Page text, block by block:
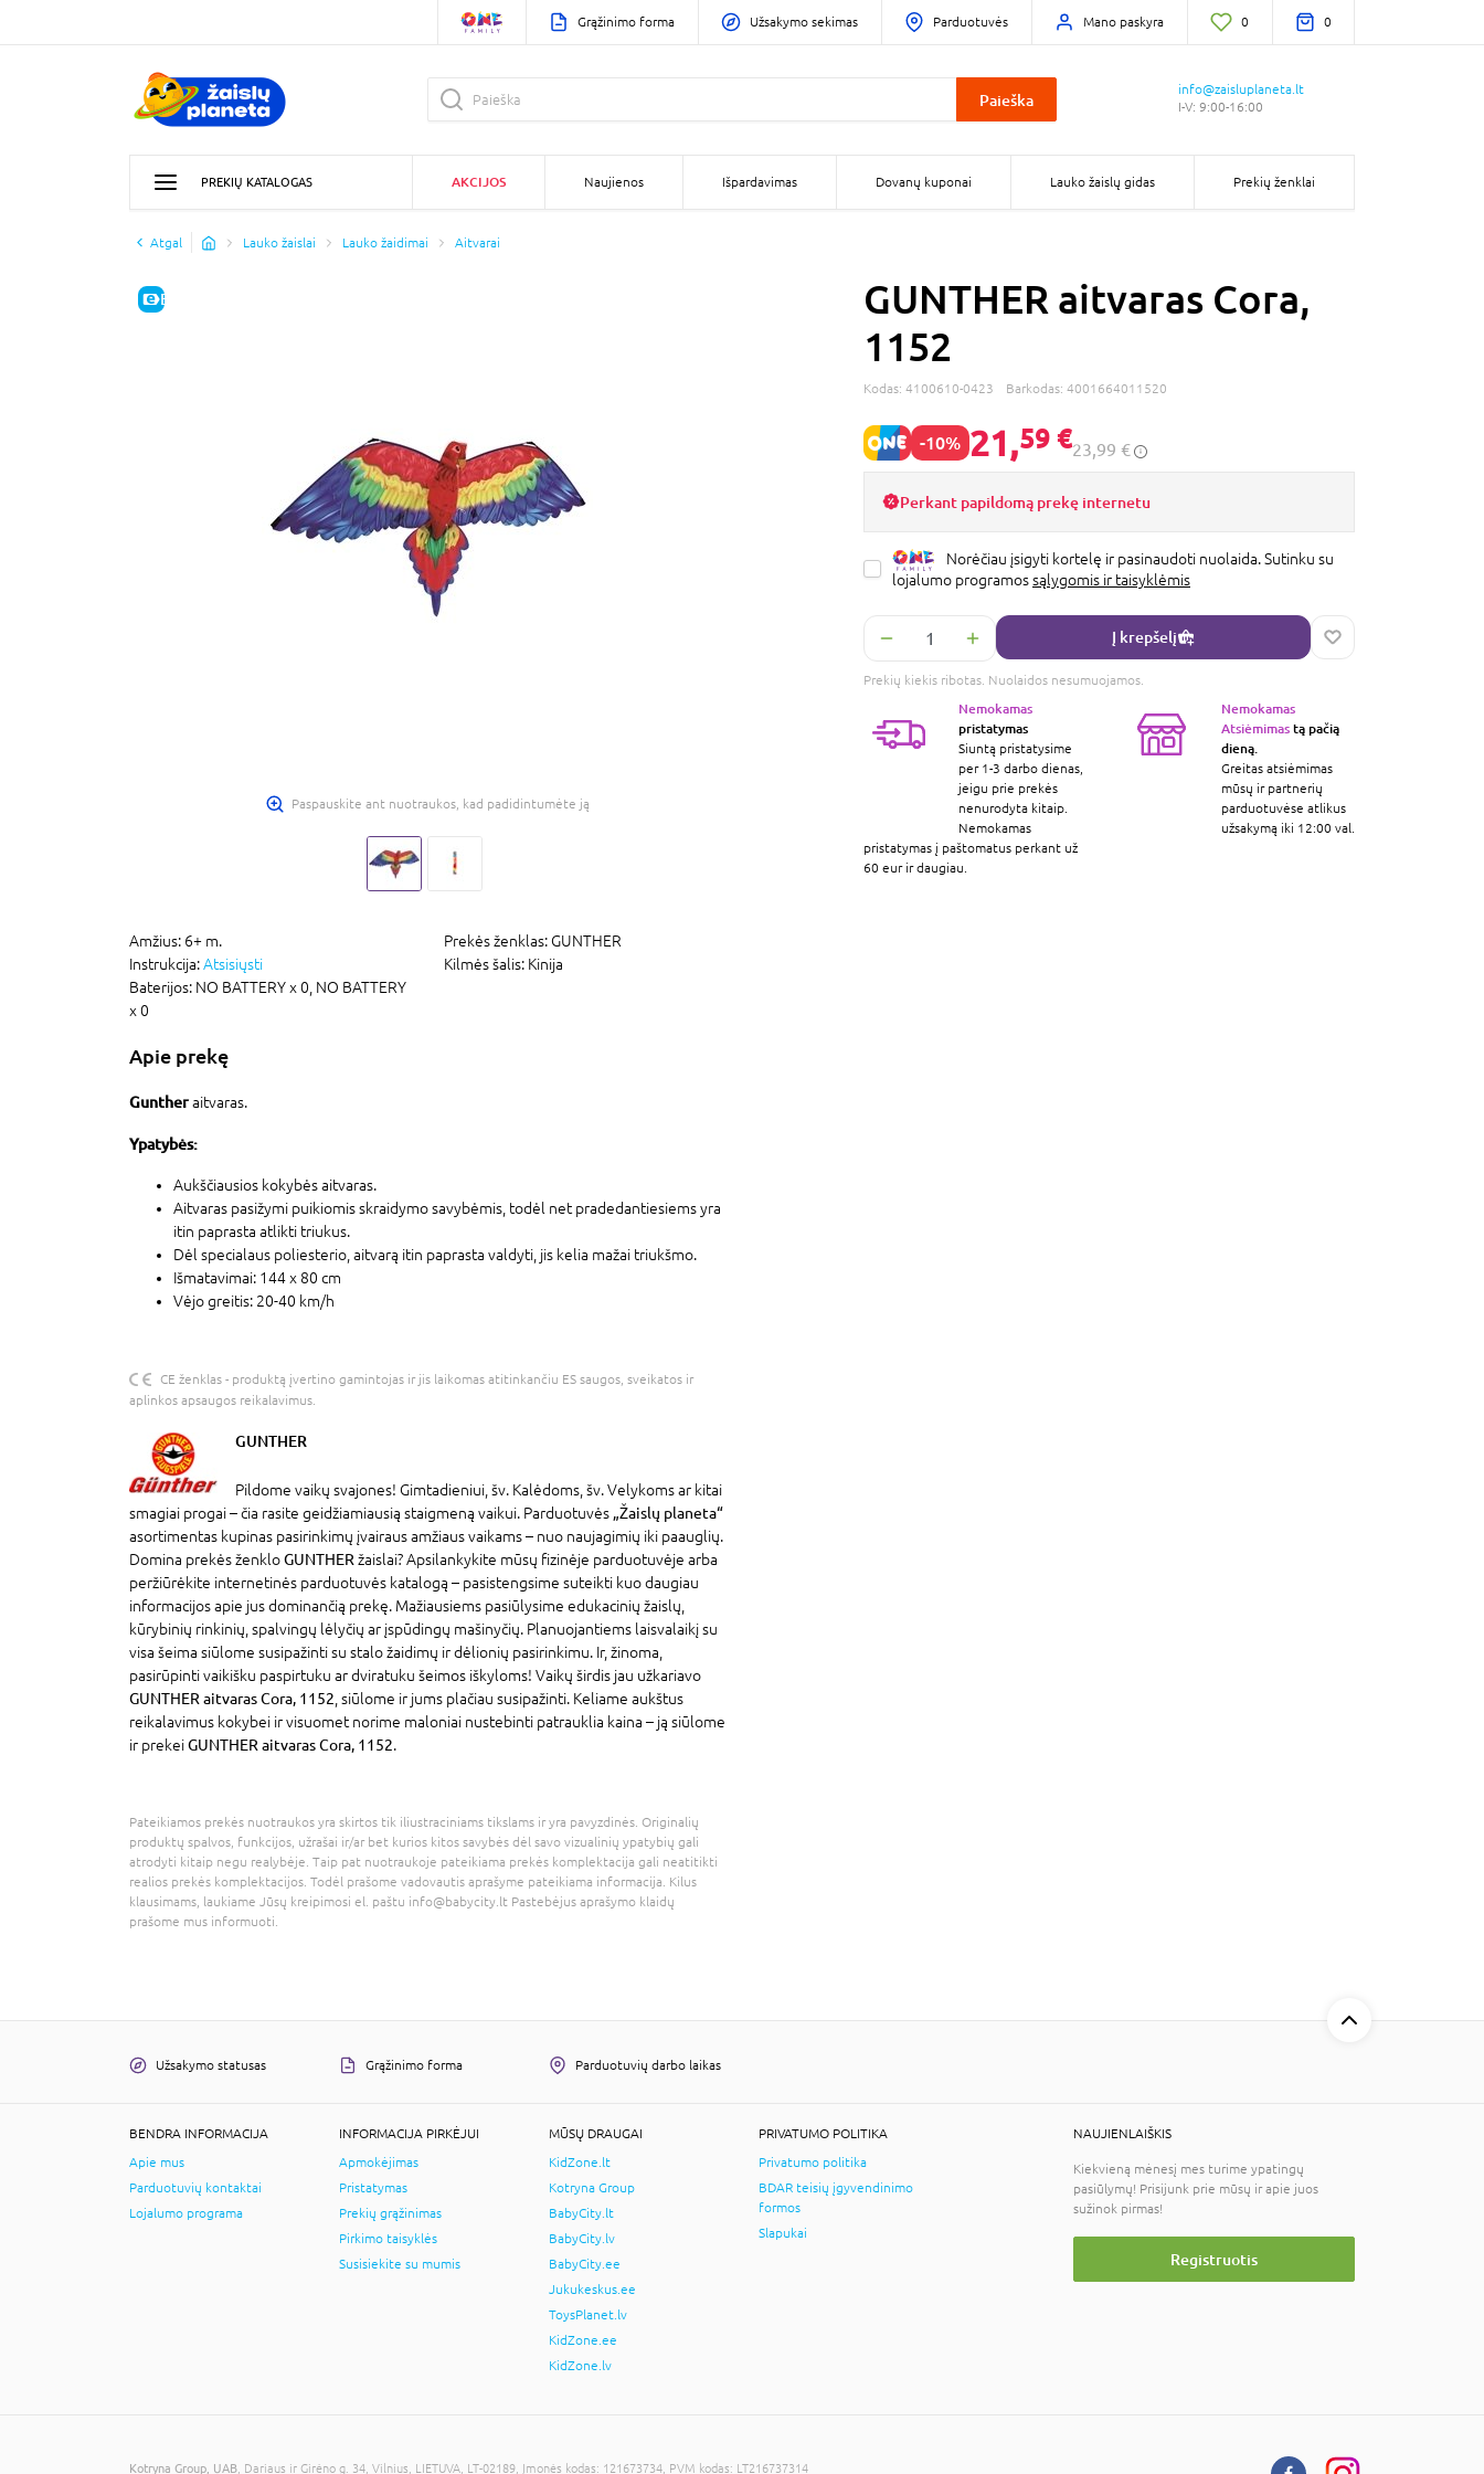
Grąžinimo forma Užsakymo sekimas Parduotuvės Mano paskyra 0 0
Paieška
info@zaisluplaneta.lt
I-V: 9:00-16:00
PREKIŲ KATALOGAS AKCIJOS Naujienos Išpardavimas Dovanų kuponai Lauko žaislų gidas Prekių ženklai
Atgal Lauko žaislai Lauko žaidimai Aitvarai
E-KAINA
Paspauskite ant nuotraukos, kad padidintumėte ją
Amžius: 6+ m. Prekės ženklas: GUNTHER
Instrukcija:Atsisiųsti Kilmės šalis: Kinija
Baterijos: NO BATTERY x 0, NO BATTERY
x 0
Apie prekę
Guntheraitvaras.
Ypatybės:
Aukščiausios kokybės aitvaras.
Aitvaras pasižymi puikiomis skraidymo savybėmis, todėl net pradedantiesiems yra
itin paprasta atlikti triukus.
Dėl specialaus poliesterio, aitvarą itin paprasta valdyti, jis kelia mažai triukšmo.
Išmatavimai: 144 x 80 cm
Vėjo greitis: 20-40 km/h
CE ženklas - produktą įvertino gamintojas ir jis laikomas atitinkančiu ES saugos, sveikatos ir
aplinkos apsaugos reikalavimus.
GUNTHER
Pildome vaikų svajones! Gimtadieniui, šv. Kalėdoms, šv. Velykoms ar kitai
smagiai progai – čia rasite geidžiamiausią staigmeną vaikui. Parduotuvės „Žaislų planeta“
asortimentas kupinas pasirinkimų įvairaus amžiaus vaikams – nuo naujagimių iki paauglių.
Domina prekės ženkloGUNTHER žaislai? Apsilankykite mūsų fizinėje parduotuvėje arba
peržiūrėkite internetinės parduotuvės katalogą – pasistengsime suteikti kuo daugiau
informacijos apie jus dominančią prekę. Mažiausiems pasiūlysime edukacinių žaislų,
kūrybinių rinkinių, spalvingų lėlyčių ar įspūdingų mašinyčių. Planuojantiems laisvalaikį su
visa šeima siūlome susipažinti su stalo žaidimų ir dėlionių pasirinkimu. Ir, žinoma,
pasirūpinti vaikišku paspirtuku ar dviratuku šeimos iškyloms! Vaikų širdis jau užkariavo
GUNTHER aitvaras Cora, 1152 , siūlome ir jums plačiau susipažinti. Keliame aukštus
reikalavimus kokybei ir visuomet norime maloniai nustebinti patrauklia kaina – ją siūlome
ir prekeiGUNTHER aitvaras Cora, 1152.
Pateikiamos prekės nuotraukos yra skirtos tik iliustraciniams tikslams ir yra pavyzdinės. Originalių
produktų spalvos, funkcijos, užrašai ir/ar bet kurios kitos savybės dėl savo vizualinių ypatybių gali
atrodyti kitaip negu realybėje. Taip pat nuotraukoje pateikiama prekės komplektacija gali neatitikti
realios prekės komplektacijos. Todėl prašome vadovautis aprašyme pateikiama informacija. Kilus
klausimams, laukiame Jūsų kreipimosi el. paštu info@babycity.lt Pastebėjus aprašymo klaidų
prašome mus informuoti.
GUNTHER aitvaras Cora,
1152
Kodas: 4100610-0423 Barkodas: 4001664011520
-10% 21,59 €23,99 €
Perkant papildomą prekę internetu
Norėčiau įsigyti kortelę ir pasinaudoti nuolaida. Sutinku su
lojalumo programossąlygomis ir taisyklėmis
Į krepšelį
Prekių kiekis ribotas. Nuolaidos nesumuojamos.
Nemokamas
pristatymas
Siuntą pristatysime
per 1-3 darbo dienas,
jeigu prie prekės
nenurodyta kitaip.
Nemokamas
pristatymas į paštomatus perkant už
60 eur ir daugiau.
Nemokamas
Atsiėmimastą pačią
dieną.
Greitas atsiėmimas
mūsų ir partnerių
parduotuvėse atlikus
užsakymą iki 12:00 val.
Užsakymo statusas Grąžinimo forma Parduotuvių darbo laikas
BENDRA INFORMACIJA
Apie mus
Parduotuvių kontaktai
Lojalumo programa
INFORMACIJA PIRKĖJUI
Apmokėjimas
Pristatymas
Prekių grąžinimas
Pirkimo taisyklės
Susisiekite su mumis
MŪSŲ DRAUGAI
KidZone.lt
Kotryna Group
BabyCity.lt
BabyCity.lv
BabyCity.ee
Jukukeskus.ee
ToysPlanet.lv
KidZone.ee
KidZone.lv
PRIVATUMO POLITIKA
Privatumo politika
BDAR teisių įgyvendinimo
formos
Slapukai
NAUJIENLAIŠKIS
Kiekvieną mėnesį mes turime ypatingų
pasiūlymų! Prisijunk prie mūsų ir apie juos
sužinok pirmas!
Registruotis
Kotryna Group, UAB , Dariaus ir Girėno g. 34, Vilnius, LIETUVA, LT-02189, Įmonės kodas: 121673734, PVM kodas: LT216737314